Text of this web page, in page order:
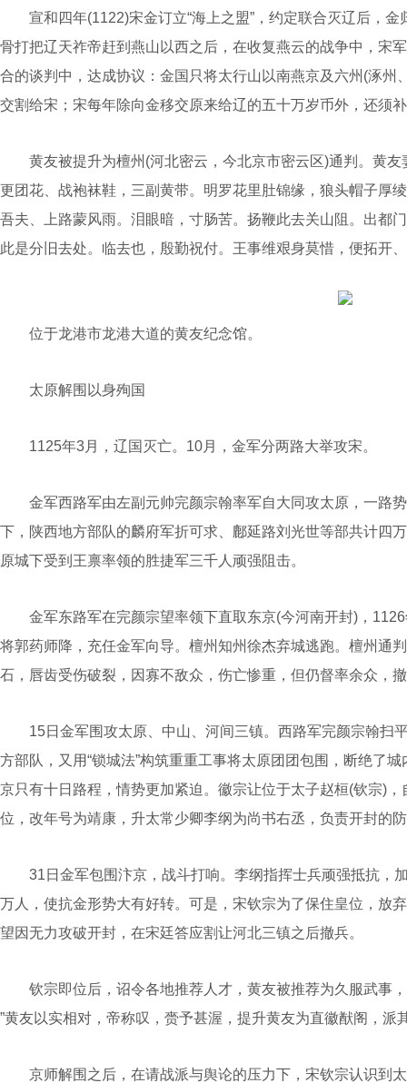
宣和四年(1122)宋金订立“海上之盟”，约定联合灭辽后，金
骨打把辽天祚帝赶到燕山以西之后，在收复燕云的战争中，宋
合的谈判中，达成协议：金国只将太行山以南燕京及六州(涿州
交割给宋；宋每年除向金移交原来给辽的五十万岁币外，还须
黄友被提升为檀州(河北密云，今北京市密云区)通判。黄友
更团花、战袍袜鞋，三副黄带。明罗花里肚锦缘，狼头帽子厚
吾夫、上路蒙风雨。泪眼暗，寸肠苦。扬鞭此去关山阻。出都
此是分旧去处。临去也，殷勤祝付。王事维艰身莫惜，便拓开
位于龙港市龙港大道的黄友纪念馆。
太原解围以身殉国
1125年3月，辽国灭亡。10月，金军分两路大举攻宋。
金军西路军由左副元帅完颜宗翰率军自大同攻太原，一路
下，陕西地方部队的麟府军折可求、鄜延路刘光世等部共计四
原城下受到王禀率领的胜捷军三千人顽强阻击。
金军东路军在完颜宗望率领下直取东京(今河南开封)，1126
将郭药师降，充任金军向导。檀州知州徐杰弃城逃跑。檀州通
石，唇齿受伤破裂，因寡不敌众，伤亡惨重，但仍督率余众，
15日金军围攻太原、中山、河间三镇。西路军完颜宗翰扫
方部队，又用“锁城法”构筑重重工事将太原团团包围，断绝了
京只有十日路程，情势更加紧迫。徽宗让位于太子赵桓(钦宗)
位，改年号为靖康，升太常少卿李纲为尚书右丞，负责开封的
31日金军包围汴京，战斗打响。李纲指挥士兵顽强抵抗，
万人，使抗金形势大有好转。可是，宋钦宗为了保住皇位，放
望因无力攻破开封，在宋廷答应割让河北三镇之后撤兵。
钦宗即位后，诏令各地推荐人才，黄友被推荐为久服武事，
”黄友以实相对，帝称叹，赍予甚渥，提升黄友为直徽猷阁，派
京师解围之后，在请战派与舆论的压力下，宋钦宗认识到太